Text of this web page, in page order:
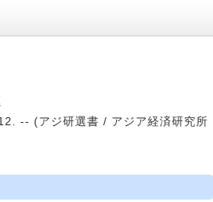
-- (アジ研選書 / アジア経済研究所